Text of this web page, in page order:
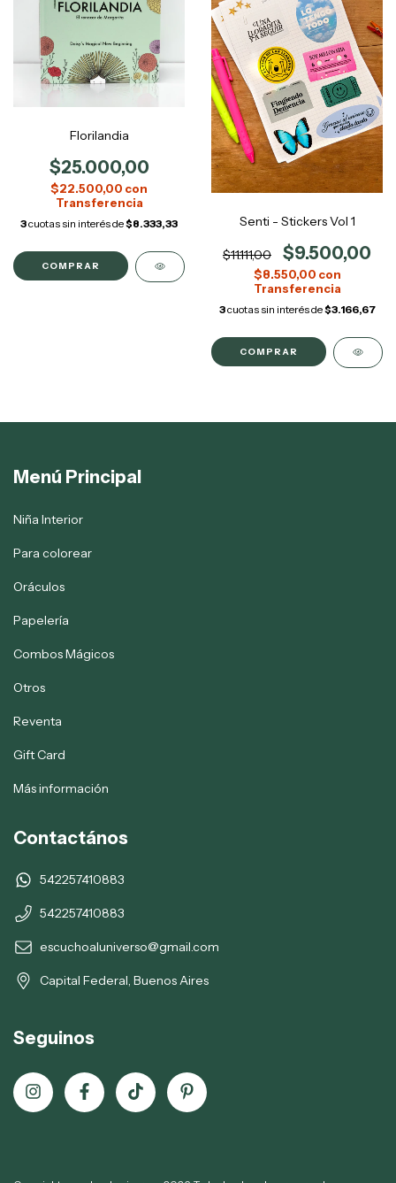
Florilandia
$25.000,00
$22.500,00 con
3cuotas sin interés de$8.333,33 Senti - Stickers Vol 1
$11.111,00 $9.500,00
$8.550,00 con
3cuotas sin interés de$3.166,67
COMPRAR
Menú Principal
Niña Interior
Para colorear
Oráculos
Papelería
Combos Mágicos
Otros
Reventa
Gift Card
Más información
Contactános
542257410883
542257410883
escuchoaluniverso@gmail.com
Capital Federal, Buenos Aires
Seguinos